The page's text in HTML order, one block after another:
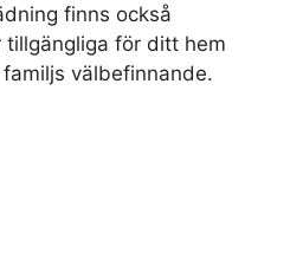
finns också
för ditt hem
välbefinnande.